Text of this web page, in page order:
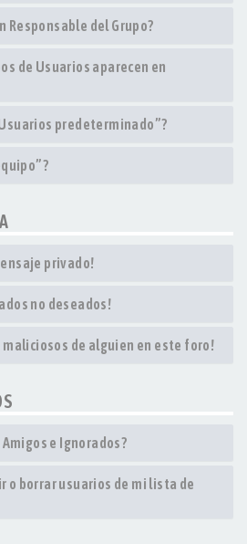
Responsable del Grupo?
de Usuarios aparecen en
predeterminado”?
privado!
no deseados!
maliciosos de alguien en este foro!
e Ignorados?
o borrar usuarios de mi lista de